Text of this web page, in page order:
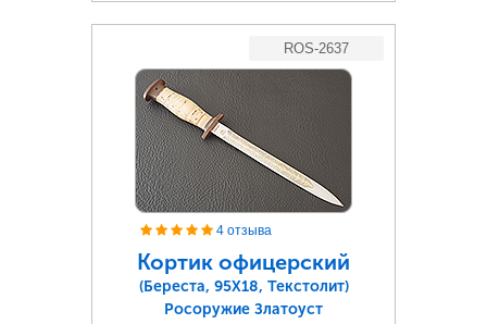
ROS-2637
4 отзыва
Кортик офицерский
(Береста, 95Х18, Текстолит)
Росоружие Златоуст